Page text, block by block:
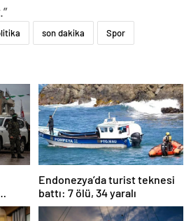
son dakika Spor
Endonezya’da turist teknesi
battı: 7 ölü, 34 yaralı